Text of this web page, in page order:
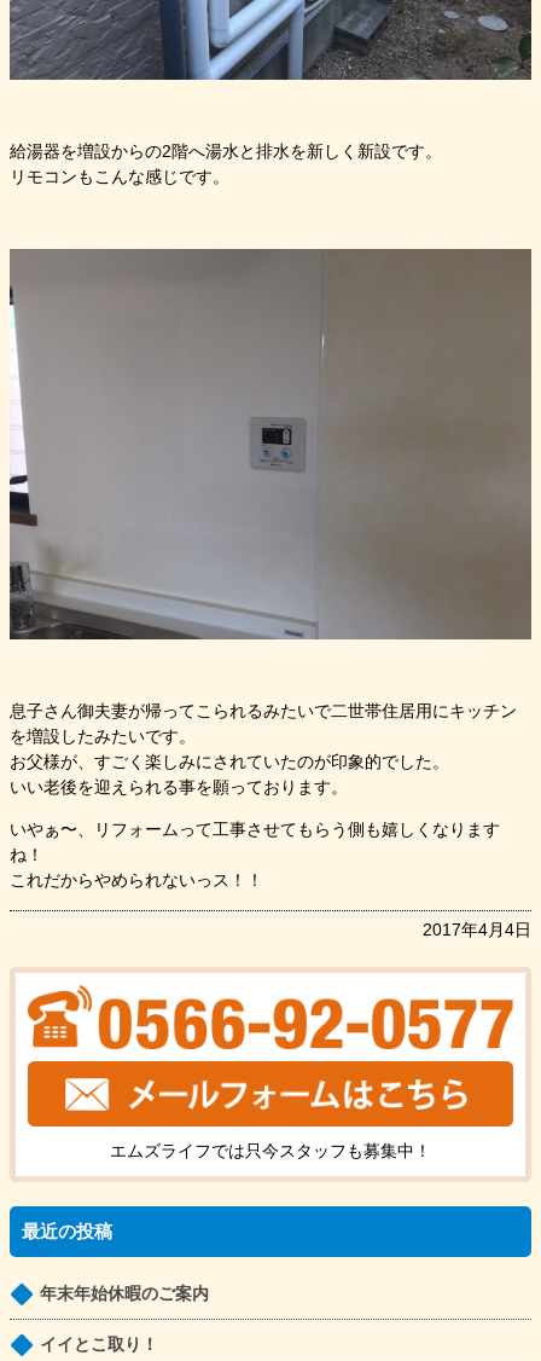
給湯器を増設からの2階へ湯水と排水を新しく新設です。
リモコンもこんな感じです。
息子さん御夫妻が帰ってこられるみたいで二世帯住居用にキッチン
を増設したみたいです。
お父様が、すごく楽しみにされていたのが印象的でした。
いい老後を迎えられる事を願っております。
いやぁ〜、リフォームって工事させてもらう側も嬉しくなります
ね！
これだからやめられないっス！！
2017年4月4日
エムズライフでは只今スタッフも募集中！
最近の投稿
年末年始休暇のご案内
イイとこ取り！